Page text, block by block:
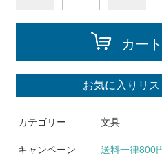
カー
お気に入りリ
カテゴリー 文具
キャンペーン 送料一律800